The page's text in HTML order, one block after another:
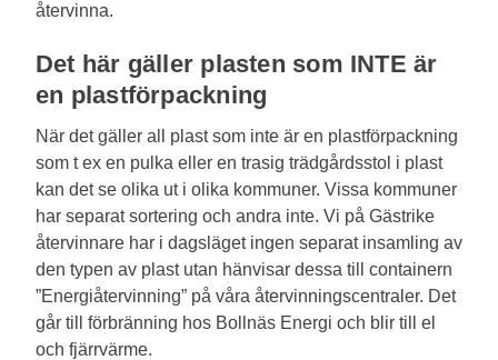
återvinna.
Det här gäller plasten som INTE är
en plastförpackning
När det gäller all plast som inte är en plastförpackning
som t ex en pulka eller en trasig trädgårdsstol i plast
kan det se olika ut i olika kommuner. Vissa kommuner
har separat sortering och andra inte. Vi på Gästrike
återvinnare har i dagsläget ingen separat insamling av
den typen av plast utan hänvisar dessa till containern
”Energiåtervinning” på våra återvinningscentraler. Det
går till förbränning hos Bollnäs Energi och blir till el
och fjärrvärme.